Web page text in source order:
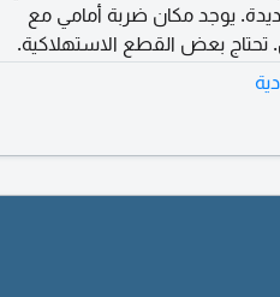
يوجد مكان ضربة أمامي مع
تحتاج بعض القطع الاستهلاكية.